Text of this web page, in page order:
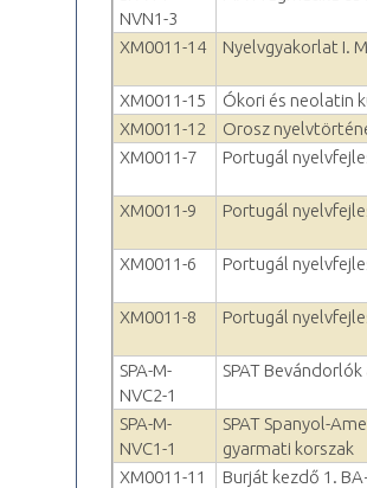
NVN1-3
XM0011-14 Nyelvgyakorlat I.
XM0011-15
Ókori és neolatin
XM0011-12
Orosz
XM0011-7
Portugál
XM0011-9
Portugál
XM0011-6
Portugál
XM0011-8
Portugál
SPA-M-
NVC2-1
SPAT
SPA-M-
NVC1-1
SPAT Spanyol-
gyarmati korszak
XM0011-11 Burját kezdő 1.